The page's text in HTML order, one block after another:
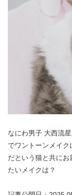
なにわ男子 大西流
でワントーンメイク
だという猫と共に
たいメイクは？